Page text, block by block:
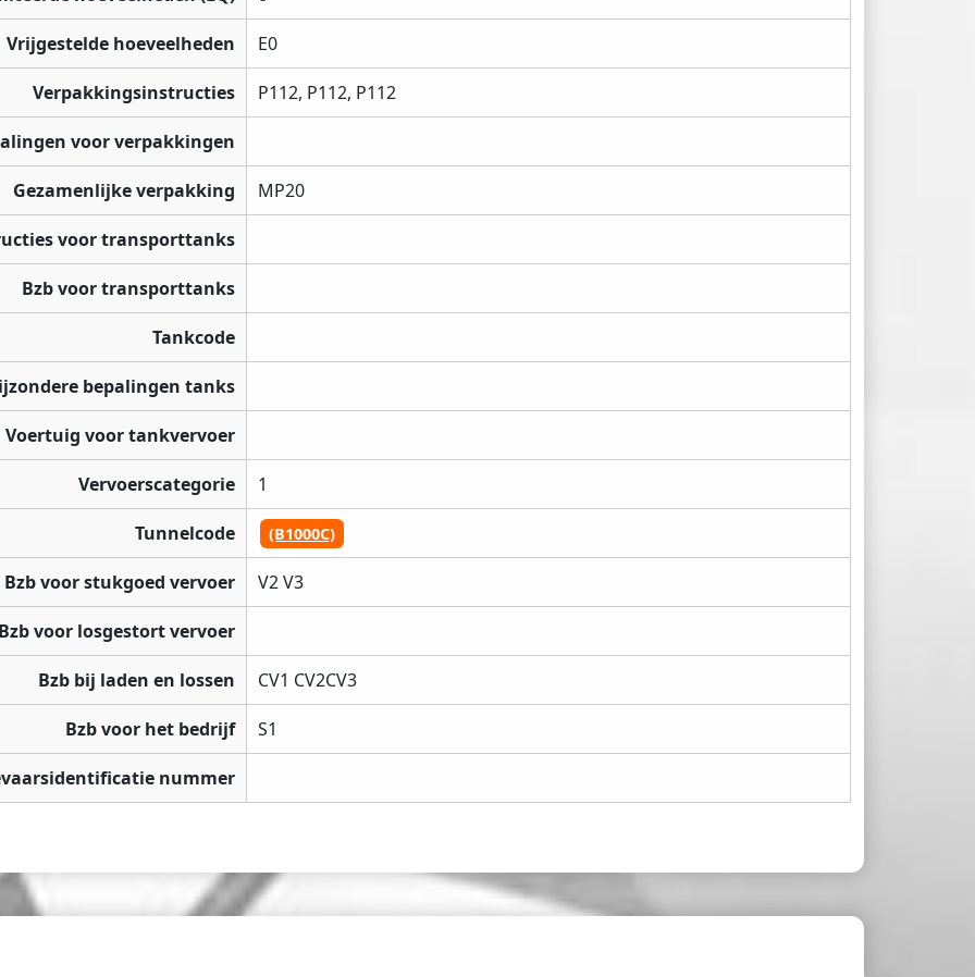
Vrijgestelde hoeveelheden E0
Verpakkingsinstructies P112, P112, P112
voor verpakkingen
Gezamenlijke verpakking MP20
voor transporttanks
Bzb voor transporttanks
Tankcode
bepalingen tanks
Voertuig voor tankvervoer
Vervoerscategorie 1
Tunnelcode (B1000C)
Bzb voor stukgoed vervoer V2 V3
voor losgestort vervoer
Bzb bij laden en lossen CV1 CV2CV3
Bzb voor het bedrijf S1
nummer